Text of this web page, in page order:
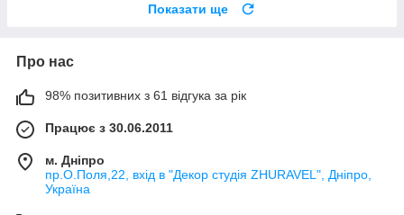
Показати ще
Про нас
98% позитивних з 61 відгука за рік
Працює з 30.06.2011
м. Дніпро
пр.О.Поля,22, вхід в "Декор студія ZHURAVEL", Дніпро,
Україна